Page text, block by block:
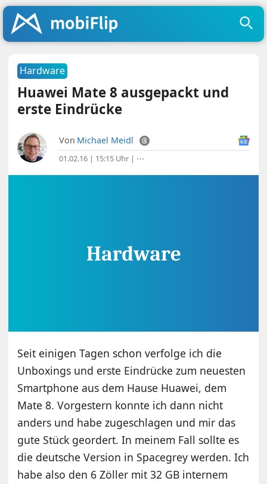
Hardware
Huawei Mate 8 ausgepackt und
erste Eindrücke
Von Michael Meidl
01.02.16 | 15:15 Uhr | ⋯
Seit einigen Tagen schon verfolge ich die
Unboxings und erste Eindrücke zum neuesten
Smartphone aus dem Hause Huawei, dem
Mate 8. Vorgestern konnte ich dann nicht
anders und habe zugeschlagen und mir das
gute Stück geordert. In meinem Fall sollte es
die deutsche Version in Spacegrey werden. Ich
habe also den 6 Zöller mit 32 GB internem